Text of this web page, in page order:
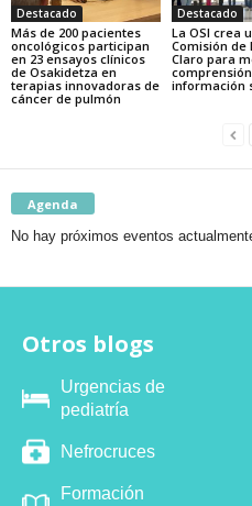
Destacado
Más de 200 pacientes
oncológicos participan
en 23 ensayos clínicos
de Osakidetza en
terapias innovadoras de
cáncer de pulmón
Destacado
La OSI crea
Comisión de
Claro para
información
Agenda
No hay próximos eventos
Otros blogs
Urgencias de
pediatría
Nefrocruces
Formación